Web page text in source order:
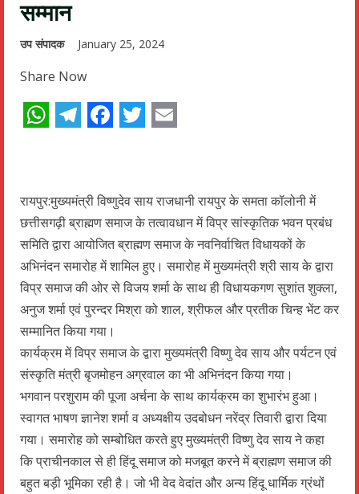
सम्मान
उप संपादक January 25, 2024
Share Now
रायपुर:मुख्यमंत्री विष्णुदेव साय राजधानी रायपुर के समता कॉलोनी में
छत्तीसगढ़ी ब्राह्मण समाज के तत्वावधान में विप्र सांस्कृतिक भवन प्रबंध
समिति द्वारा आयोजित ब्राह्मण समाज के नवनिर्वाचित विधायकों के
अभिनंदन समारोह में शामिल हुए। समारोह में मुख्यमंत्री श्री साय के द्वारा
विप्र समाज की ओर से विजय शर्मा के साथ ही विधायकगण सुशांत शुक्ला,
अनुज शर्मा एवं पुरन्दर मिश्रा को शाल, श्रीफल और प्रतीक चिन्ह भेंट कर
सम्मानित किया गया।
कार्यक्रम में विप्र समाज के द्वारा मुख्यमंत्री विष्णु देव साय और पर्यटन एवं
संस्कृति मंत्री बृजमोहन अग्रवाल का भी अभिनंदन किया गया।
भगवान परशुराम की पूजा अर्चना के साथ कार्यक्रम का शुभारंभ हुआ।
स्वागत भाषण ज्ञानेश शर्मा व अध्यक्षीय उदबोधन नरेंद्र तिवारी द्वारा दिया
गया। समारोह को सम्बोधित करते हुए मुख्यमंत्री विष्णु देव साय ने कहा
कि प्राचीनकाल से ही हिंदू समाज को मजबूत करने में ब्राह्मण समाज की
बहुत बड़ी भूमिका रही है। जो भी वेद वेदांत और अन्य हिंदू धार्मिक ग्रंथों